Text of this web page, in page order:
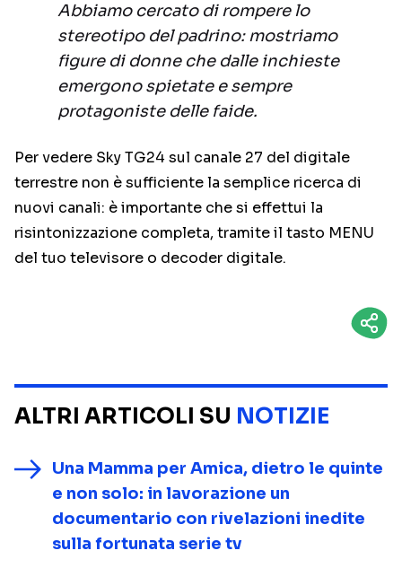
Abbiamo cercato di rompere lo
stereotipo del padrino: mostriamo
figure di donne che dalle inchieste
emergono spietate e sempre
protagoniste delle faide.
Per vedere Sky TG24 sul canale 27 del digitale
terrestre non è sufficiente la semplice ricerca di
nuovi canali: è importante che si effettui la
risintonizzazione completa, tramite il tasto MENU
del tuo televisore o decoder digitale.
ALTRI ARTICOLI SU NOTIZIE
Una Mamma per Amica, dietro le quinte
e non solo: in lavorazione un
documentario con rivelazioni inedite
sulla fortunata serie tv